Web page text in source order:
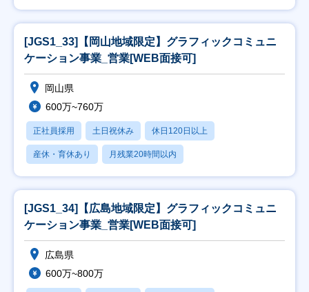
[JGS1_33]【岡山地域限定】グラフィックコミュニ
ケーション事業_営業[WEB面接可]
岡山県
600万~760万
正社員採用 土日祝休み 休日120日以上
産休・育休あり 月残業20時間以内
[JGS1_34]【広島地域限定】グラフィックコミュニ
ケーション事業_営業[WEB面接可]
広島県
600万~800万